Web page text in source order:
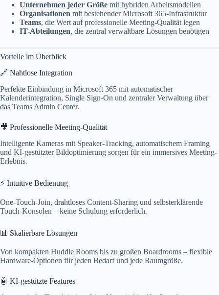
Unternehmen jeder Größe mit hybriden Arbeitsmodellen
Organisationen mit bestehender Microsoft 365-Infrastruktur
Teams, die Wert auf professionelle Meeting-Qualität legen
IT-Abteilungen, die zentral verwaltbare Lösungen benötigen
Vorteile im Überblick
🔗 Nahtlose Integration
Perfekte Einbindung in Microsoft 365 mit automatischer
Kalenderintegration, Single Sign-On und zentraler Verwaltung über
das Teams Admin Center.
🎥 Professionelle Meeting-Qualität
Intelligente Kameras mit Speaker-Tracking, automatischem Framing
und KI-gestützter Bildoptimierung sorgen für ein immersives Meeting-
Erlebnis.
⚡ Intuitive Bedienung
One-Touch-Join, drahtloses Content-Sharing und selbsterklärende
Touch-Konsolen – keine Schulung erforderlich.
📊 Skalierbare Lösungen
Von kompakten Huddle Rooms bis zu großen Boardrooms – flexible
Hardware-Optionen für jeden Bedarf und jede Raumgröße.
🤖 KI-gestützte Features